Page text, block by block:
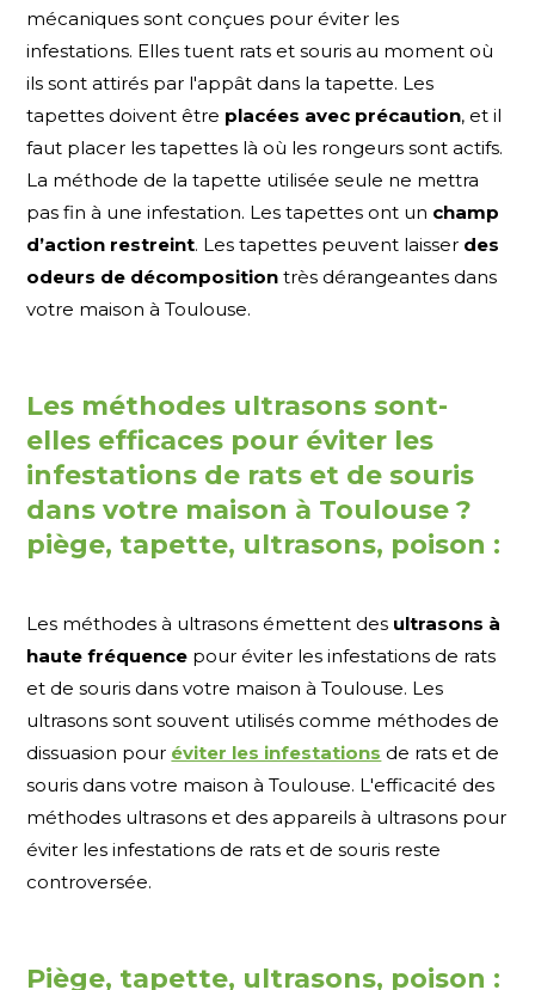
mécaniques sont conçues pour éviter les
infestations. Elles tuent rats et souris au moment où
ils sont attirés par l'appât dans la tapette. Les
tapettes doivent être placées avec précaution, et il
faut placer les tapettes là où les rongeurs sont actifs.
La méthode de la tapette utilisée seule ne mettra
pas fin à une infestation. Les tapettes ont un champ
d’action restreint. Les tapettes peuvent laisser des
odeurs de décomposition très dérangeantes dans
votre maison à Toulouse.
Les méthodes ultrasons sont-
elles efficaces pour éviter les
infestations de rats et de souris
dans votre maison à Toulouse ?
piège, tapette, ultrasons, poison :
Les méthodes à ultrasons émettent des ultrasons à
haute fréquence pour éviter les infestations de rats
et de souris dans votre maison à Toulouse. Les
ultrasons sont souvent utilisés comme méthodes de
dissuasion pour éviter les infestations de rats et de
souris dans votre maison à Toulouse. L'efficacité des
méthodes ultrasons et des appareils à ultrasons pour
éviter les infestations de rats et de souris reste
controversée.
Piège, tapette, ultrasons, poison :